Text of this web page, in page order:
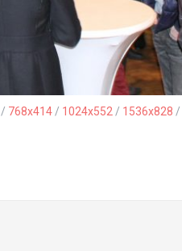
768x414/ 1024x552/ 1536x828 /